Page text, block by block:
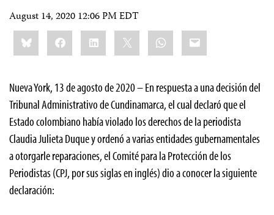
August 14, 2020 12:06 PM EDT
Share
this:BlueskyFacebookLinkedIn WhatsApp
Email
Nueva York, 13 de agosto de 2020 – En respuesta a una decisión del
Tribunal Administrativo de Cundinamarca, el cual declaró que el
Estado colombiano había violado los derechos de la periodista
Claudia Julieta Duque y ordenó a varias entidades gubernamentales
a otorgarle reparaciones, el Comité para la Protección de los
Periodistas (CPJ, por sus siglas en inglés) dio a conocer la siguiente
declaración: